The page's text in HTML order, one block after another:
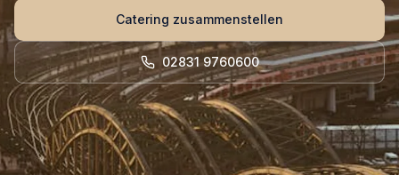
Catering zusammenstellen
02831 9760600